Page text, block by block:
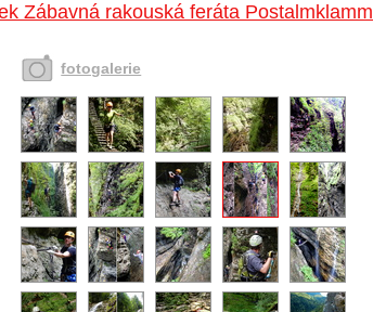
Zábavná rakouská feráta Postalmklamm
fotogalerie